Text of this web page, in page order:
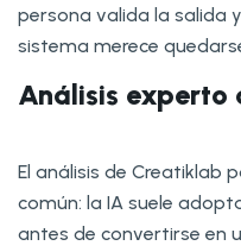
persona valida la salida
sistema merece
Análisis experto
El análisis de Creatiklab
común: la IA suele
antes de convertirse en